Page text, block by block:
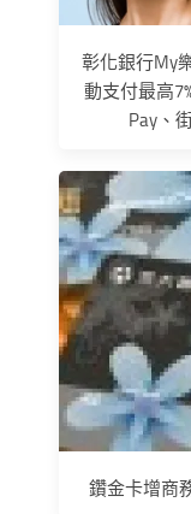
彰化銀行My
動支付最高
Pay、
鑽金卡增商